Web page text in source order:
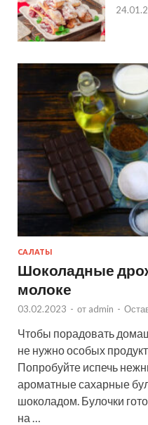
САЛАТЫ
Шоколадные
молоке
03.02.2023 - от admin -
Чтобы порадовать
не нужно особых
Попробуйте испечь
ароматные сахарные
шоколадом. Булочки
на …